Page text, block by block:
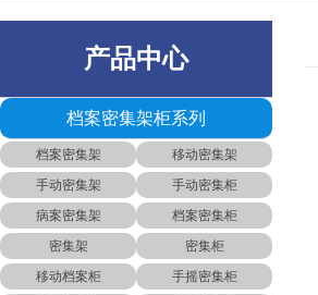
产品中心
档案密集架柜系列
档案密集架
移动密集架
手动密集架
手动密集柜
病案密集架
档案密集柜
密集架
密集柜
移动档案柜
手摇密集柜